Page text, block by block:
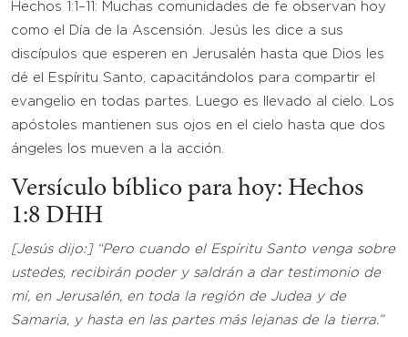
Hechos 1:1–11: Muchas comunidades de fe observan hoy
como el Día de la Ascensión. Jesús les dice a sus
discípulos que esperen en Jerusalén hasta que Dios les
dé el Espíritu Santo, capacitándolos para compartir el
evangelio en todas partes. Luego es llevado al cielo. Los
apóstoles mantienen sus ojos en el cielo hasta que dos
ángeles los mueven a la acción.
Versículo bíblico para hoy: Hechos
1:8 DHH
[Jesús dijo:] “Pero cuando el Espíritu Santo venga sobre
ustedes, recibirán poder y saldrán a dar testimonio de
mí, en Jerusalén, en toda la región de Judea y de
Samaria, y hasta en las partes más lejanas de la tierra.”